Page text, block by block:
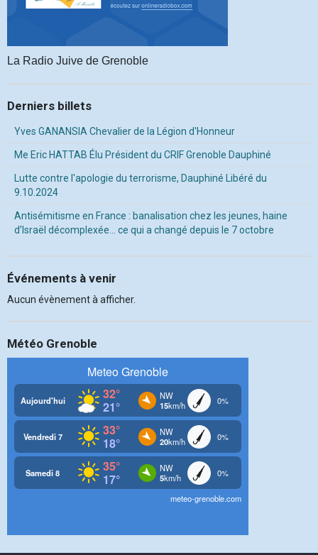
La Radio Juive de Grenoble
Derniers billets
Yves GANANSIA Chevalier de la Légion d'Honneur
Me Eric HATTAB Élu Président du CRIF Grenoble Dauphiné
Lutte contre l'apologie du terrorisme, Dauphiné Libéré du
9.10.2024
Antisémitisme en France : banalisation chez les jeunes, haine
d’Israël décomplexée… ce qui a changé depuis le 7 octobre
Événements à venir
Aucun évènement à afficher.
Météo Grenoble